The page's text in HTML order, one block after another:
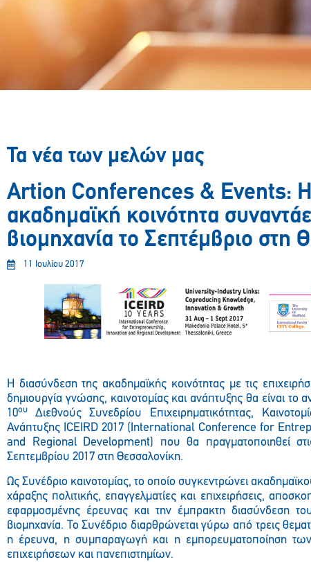
Τα νέα των μελών μας
Artion Conferences & Events: Η
ακαδημαϊκή κοινότητα
βιομηχανία το Σεπτέμβριο στη
11 Ιουλίου 2017
Η διασύνδεση της ακαδημαϊκής κοινότητας με τις
δημιουργία γνώσης, καινοτομίας και ανάπτυξης θα είναι το
10ου Διεθνούς Συνεδρίου Επιχειρηματικότητας,
Ανάπτυξης ICEIRD 2017 (International Conference for
and Regional Development) που θα πραγματοποιηθεί
Σεπτεμβρίου 2017 στη Θεσσαλονίκη.
Ως Συνέδριο καινοτομίας, το οποίο συγκεντρώνει
χάραξης πολιτικής, επαγγελματίες και επιχειρήσεις,
εφαρμοσμένης έρευνας και την έμπρακτη διασύνδεση
βιομηχανία. Το Συνέδριο διαρθρώνεται γύρω από τρεις
η έρευνα, η συμπαραγωγή και η εμπορευματοποίηση
επιχειρήσεων και πανεπιστημίων.